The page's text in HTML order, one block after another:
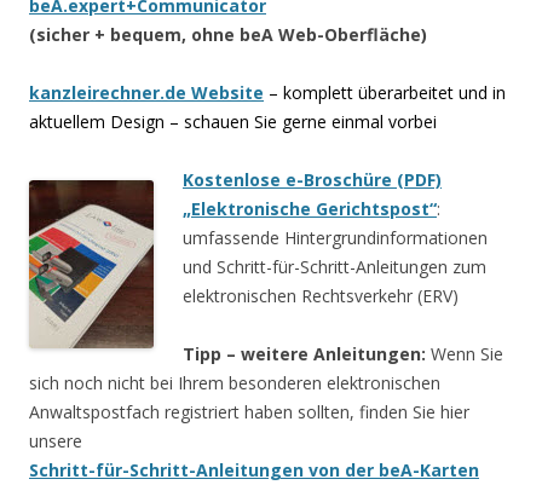
beA.expert+Communicator
(sicher + bequem, ohne beA Web-Oberfläche)
kanzleirechner.de Website – komplett überarbeitet und in
aktuellem Design – schauen Sie gerne einmal vorbei
Kostenlose e-Broschüre (PDF)
„Elektronische Gerichtspost“:
umfassende Hintergrundinformationen
und Schritt-für-Schritt-Anleitungen zum
elektronischen Rechtsverkehr (ERV)
Tipp – weitere Anleitungen: Wenn Sie
sich noch nicht bei Ihrem besonderen elektronischen
Anwaltspostfach registriert haben sollten, finden Sie hier
unsere
Schritt-für-Schritt-Anleitungen von der beA-Karten